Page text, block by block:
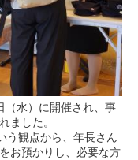
水）に開催され、事
ました。
う観点から、年長さん
お預かりし、必要な方